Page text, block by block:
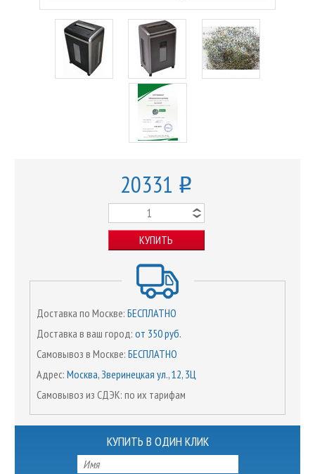
20331 o
КУПИТЬ
Доставка по Москве: БЕСПЛАТНО
Доставка в ваш город: от 350 руб.
Самовывоз в Москве: БЕСПЛАТНО
Адрес: Москва, Зверинецкая ул., 12, 3Ц
Самовывоз из СДЭК: по их тарифам
КУПИТЬ В ОДИН КЛИК